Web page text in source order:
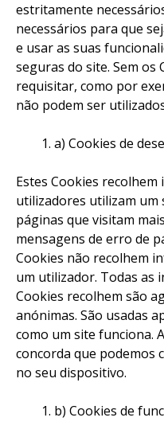
estritamente
necessários para que
e usar as suas
seguras do site. Sem os
requisitar, como por
não podem ser
a) Cookies de
Estes Cookies
utilizadores utilizam um
páginas que visitam
mensagens de erro de
Cookies não recolhem
um utilizador. Todas as
Cookies recolhem são
anónimas. São usadas
como um site funciona.
concorda que podemos
no seu dispositivo.
b) Cookies de